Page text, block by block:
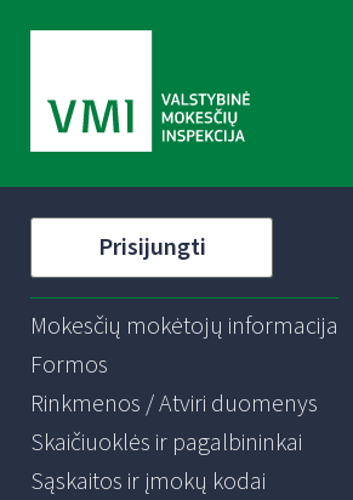
Prisijungti
Mokesčių mokėtojų informacija
Formos
Rinkmenos / Atviri duomenys
Skaičiuoklės ir pagalbininkai
Sąskaitos ir įmokų kodai